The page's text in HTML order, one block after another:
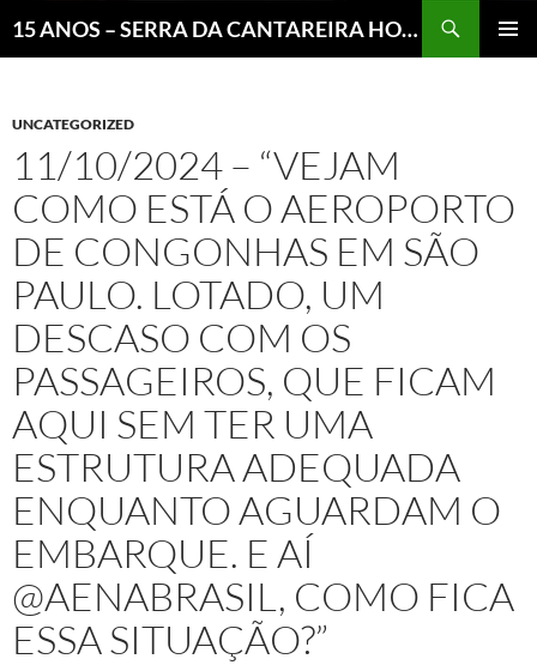
15 ANOS – SERRA DA CANTAREIRA HOJE E COTIDIANO DO BRASIL E DO MUNDO
UNCATEGORIZED
11/10/2024 – “VEJAM
COMO ESTÁ O AEROPORTO
DE CONGONHAS EM SÃO
PAULO. LOTADO, UM
DESCASO COM OS
PASSAGEIROS, QUE FICAM
AQUI SEM TER UMA
ESTRUTURA ADEQUADA
ENQUANTO AGUARDAM O
EMBARQUE. E AÍ
@AENABRASIL, COMO FICA
ESSA SITUAÇÃO?”